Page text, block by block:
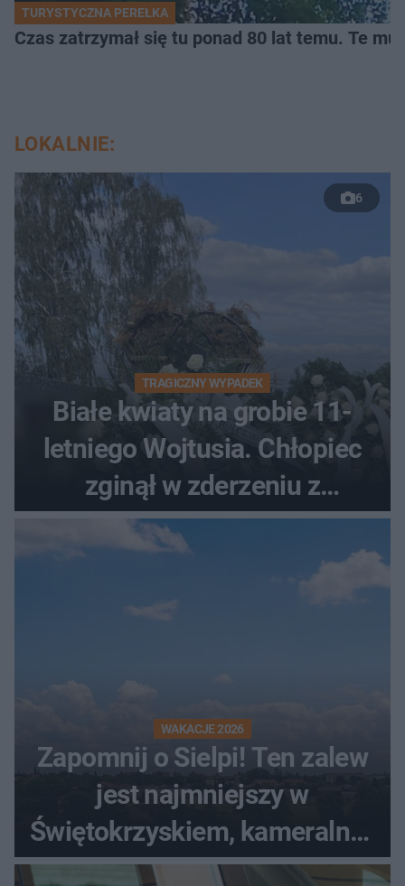
TURYSTYCZNA PEREŁKA
Czas zatrzymał się tu ponad 80 lat temu. Te
LOKALNIE:
6
TRAGICZNY WYPADEK
Białe kwiaty na grobie 11-
letniego Wojtusia. Chłopiec
zginął w zderzeniu z
kombajnem
WAKACJE 2026
Zapomnij o Sielpi! Ten zalew
jest najmniejszy w
Świętokrzyskiem, kameralny i
bez tłumów